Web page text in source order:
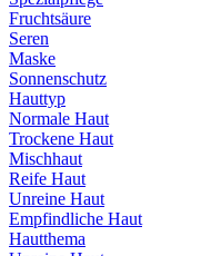
Fruchtsäure
Seren
Maske
Sonnenschutz
Hauttyp
Normale Haut
Trockene Haut
Mischhaut
Reife Haut
Unreine Haut
Empfindliche Haut
Hautthema